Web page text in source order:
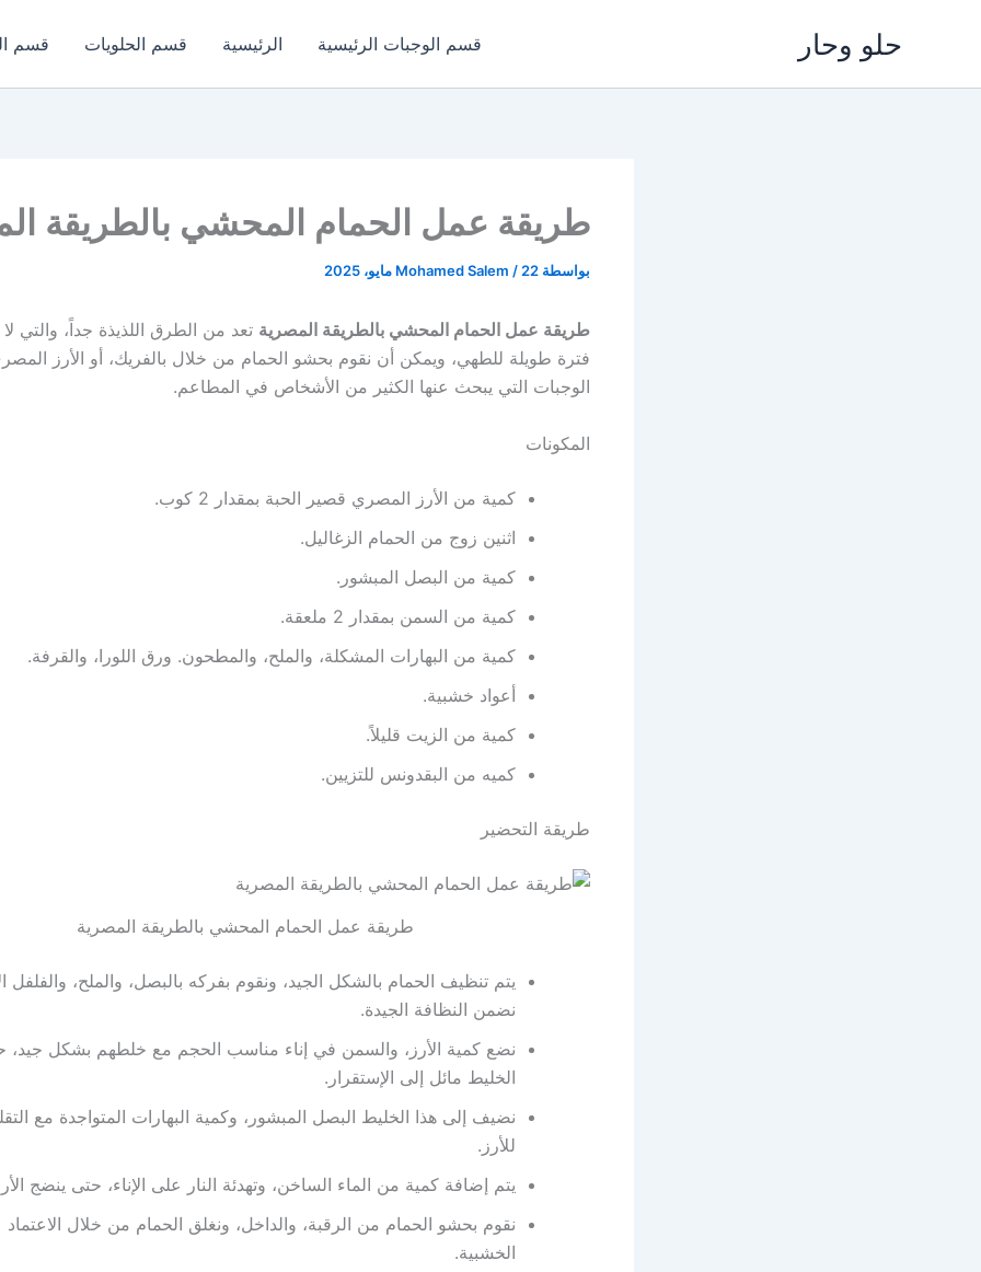
حلو وحار قسم الوجبات الرئيسية الرئيسية قسم الحلويات قسم
طريقة عمل الحمام المحشي بالطريقة
بواسطة Mohamed Salem / 22 مايو، 2025
طريقة عمل الحمام المحشي بالطريقة المصرية تعد من الطرق اللذيذة جداً، والتي لا
فترة طويلة للطهي، ويمكن أن نقوم بحشو الحمام من خلال بالفريك، أو الأرز
الوجبات التي يبحث عنها الكثير من الأشخاص في المطاعم.
المكونات
كمية من الأرز المصري قصير الحبة بمقدار 2 كوب.
اثنين زوج من الحمام الزغاليل.
كمية من البصل المبشور.
كمية من السمن بمقدار 2 ملعقة.
كمية من البهارات المشكلة، والملح، والمطحون. ورق اللورا، والقرفة.
أعواد خشبية.
كمية من الزيت قليلاً.
كميه من البقدونس للتزيين.
طريقة التحضير
طريقة عمل الحمام المحشي بالطريقة المصرية
يتم تنظيف الحمام بالشكل الجيد، ونقوم بفركه بالبصل، والملح، والفلفل
نضمن النظافة الجيدة.
نضع كمية الأرز، والسمن في إناء مناسب الحجم مع خلطهم بشكل جيد،
الخليط مائل إلى الإستقرار.
نضيف إلى هذا الخليط البصل المبشور، وكمية البهارات المتواجدة مع
للأرز.
يتم إضافة كمية من الماء الساخن، وتهدئة النار على الإناء، حتى ينضج
نقوم بحشو الحمام من الرقبة، والداخل، ونغلق الحمام من خلال الاعتماد
الخشبية.